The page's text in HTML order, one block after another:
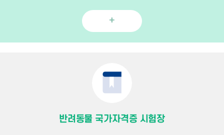
+
반려동물 국가자격증 시험장